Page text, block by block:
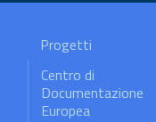
Progetti
Centro di
Documentazione
Europea